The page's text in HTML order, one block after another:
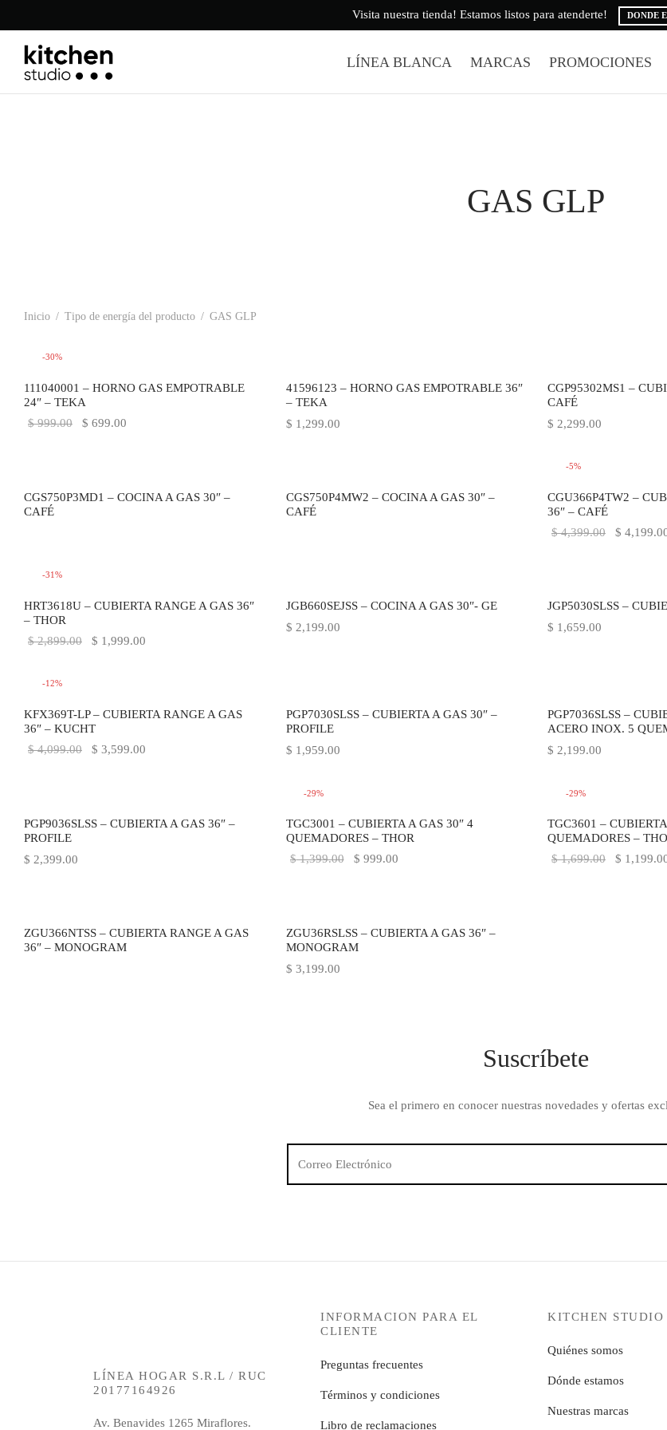
Visita nuestra tienda! Estamos listos para atenderte! DONDE
LÍNEA BLANCA MARCAS PROMOCIONES
GAS GLP
Inicio / Tipo de energía del producto / GAS GLP
-30%
111040001 – HORNO GAS EMPOTRABLE
24″ – TEKA
$999.00
El precio
$ 699.00
41596123 – HORNO GAS EMPOTRABLE 36″
– TEKA
$ 1,299.00
CGP95302MS1 –
CAFÉ
$ 2,299.00
CGS750P3MD1 – COCINA A GAS 30″ –
CAFÉ
CGS750P4MW2 – COCINA A GAS 30″ –
CAFÉ
-5%
CGU366P4TW2 –
36″ – CAFÉ
$4,399.00
El precio
$
-31%
HRT3618U – CUBIERTA RANGE A GAS 36″
– THOR
$2,899.00
El precio
$ 1,999.00
JGB660SEJSS – COCINA A GAS 30″- GE
$ 2,199.00
JGP5030SLSS –
$ 1,659.00
-12%
KFX369T-LP – CUBIERTA RANGE A GAS
36″ – KUCHT
$4,099.00
El precio
$ 3,599.00
PGP7030SLSS – CUBIERTA A GAS 30″ –
PROFILE
$ 1,959.00
PGP7036SLSS –
ACERO INOX. 5
$ 2,199.00
PGP9036SLSS – CUBIERTA A GAS 36″ –
PROFILE
$ 2,399.00
-29%
TGC3001 – CUBIERTA A GAS 30″ 4
QUEMADORES – THOR
$1,399.00
El precio
$ 999.00
-29%
TGC3601 –
QUEMADORES –
$1,699.00
El precio
$
ZGU366NTSS – CUBIERTA RANGE A GAS
36″ – MONOGRAM
ZGU36RSLSS – CUBIERTA A GAS 36″ –
MONOGRAM
$ 3,199.00
Suscríbete
Sea el primero en conocer nuestras novedades y ofertas
LÍNEA HOGAR S.R.L / RUC
20177164926
Av. Benavides 1265 Miraflores.
INFORMACION PARA EL
CLIENTE
Preguntas frecuentes
Términos y condiciones
Libro de reclamaciones
KITCHEN STUDIO
Quiénes somos
Dónde estamos
Nuestras marcas